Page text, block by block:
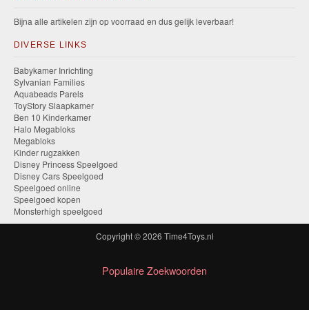
Bijna alle artikelen zijn op voorraad en dus gelijk leverbaar!
DIVERSE LINKS
Babykamer Inrichting
Sylvanian Families
Aquabeads Parels
ToyStory Slaapkamer
Ben 10 Kinderkamer
Halo Megabloks
Megabloks
Kinder rugzakken
Disney Princess Speelgoed
Disney Cars Speelgoed
Speelgoed online
Speelgoed kopen
Monsterhigh speelgoed
Copyright © 2026 Time4Toys.nl
Populaire Zoekwoorden